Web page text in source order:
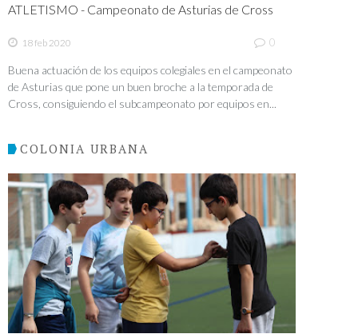
ATLETISMO - Campeonato de Asturias de Cross
18 feb 2020 0
Buena actuación de los equipos colegiales en el campeonato
de Asturias que pone un buen broche a la temporada de
Cross, consiguiendo el subcampeonato por equipos en...
COLONIA URBANA